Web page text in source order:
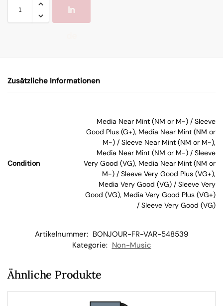
In
W
Zusätzliche Informationen
Condition
Media Near Mint (NM or M-) / Sleeve
Good Plus (G+), Media Near Mint (NM or
M-) / Sleeve Near Mint (NM or M-),
Media Near Mint (NM or M-) / Sleeve
Very Good (VG), Media Near Mint (NM or
M-) / Sleeve Very Good Plus (VG+),
Media Very Good (VG) / Sleeve Very
Good (VG), Media Very Good Plus (VG+)
/ Sleeve Very Good (VG)
Artikelnummer: BONJOUR-FR-VAR-548539
Kategorie: Non-Music
Ähnliche Produkte